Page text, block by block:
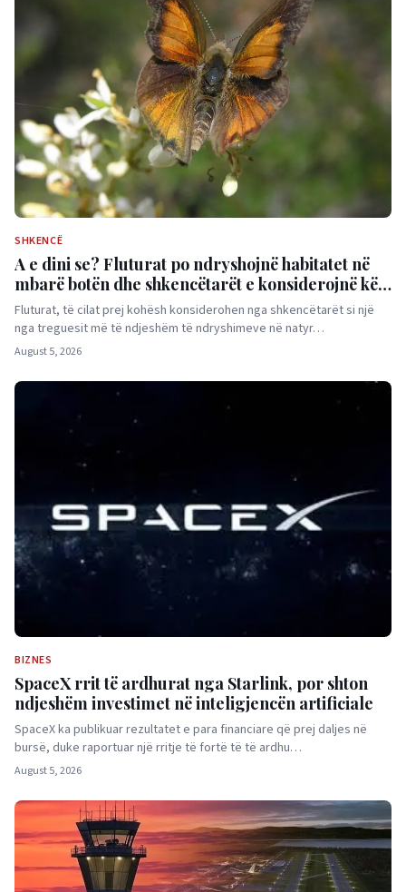
SHKENCË
A e dini se? Fluturat po ndryshojnë habitatet në
mbarë botën dhe shkencëtarët e konsiderojnë këtë
një sinjal alarmi
Fluturat, të cilat prej kohësh konsiderohen nga shkencëtarët si një
nga treguesit më të ndjeshëm të ndryshimeve në natyr…
August 5, 2026
BIZNES
SpaceX rrit të ardhurat nga Starlink, por shton
ndjeshëm investimet në inteligjencën artificiale
SpaceX ka publikuar rezultatet e para financiare që prej daljes në
bursë, duke raportuar një rritje të fortë të të ardhu…
August 5, 2026